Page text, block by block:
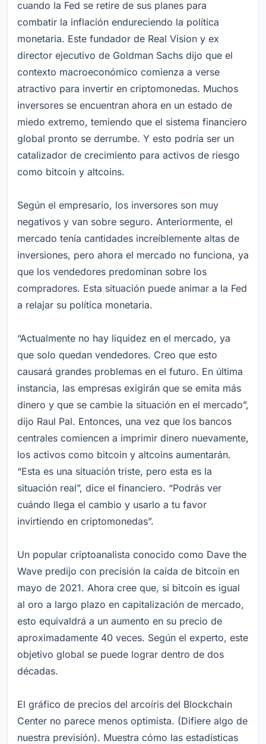
cuando la Fed se retire de sus planes para
combatir la inflación endureciendo la política
monetaria. Este fundador de Real Vision y ex
director ejecutivo de Goldman Sachs dijo que el
contexto macroeconómico comienza a verse
atractivo para invertir en criptomonedas. Muchos
inversores se encuentran ahora en un estado de
miedo extremo, temiendo que el sistema financiero
global pronto se derrumbe. Y esto podría ser un
catalizador de crecimiento para activos de riesgo
como bitcoin y altcoins.
Según el empresario, los inversores son muy
negativos y van sobre seguro. Anteriormente, el
mercado tenía cantidades increíblemente altas de
inversiones, pero ahora el mercado no funciona, ya
que los vendedores predominan sobre los
compradores. Esta situación puede animar a la Fed
a relajar su política monetaria.
“Actualmente no hay liquidez en el mercado, ya
que solo quedan vendedores. Creo que esto
causará grandes problemas en el futuro. En última
instancia, las empresas exigirán que se emita más
dinero y que se cambie la situación en el mercado”,
dijo Raul Pal. Entonces, una vez que los bancos
centrales comiencen a imprimir dinero nuevamente,
los activos como bitcoin y altcoins aumentarán.
“Esta es una situación triste, pero esta es la
situación real”, dice el financiero. “Podrás ver
cuándo llega el cambio y usarlo a tu favor
invirtiendo en criptomonedas”.
Un popular criptoanalista conocido como Dave the
Wave predijo con precisión la caída de bitcoin en
mayo de 2021. Ahora cree que, si bitcoin es igual
al oro a largo plazo en capitalización de mercado,
esto equivaldrá a un aumento en su precio de
aproximadamente 40 veces. Según el experto, este
objetivo global se puede lograr dentro de dos
décadas.
El gráfico de precios del arcoíris del Blockchain
Center no parece menos optimista. (Difiere algo de
nuestra previsión). Muestra cómo las estadísticas